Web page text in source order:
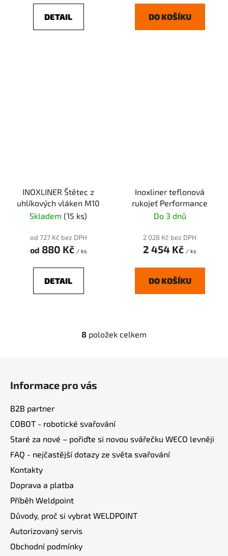
DETAIL DO KOŠÍKU
INOXLINER Štětec z
uhlíkových vláken M10
Skladem (15 ks)
od 727 Kč bez DPH
od 880 Kč / ks
DETAIL
Inoxliner teflonová
rukojeť Performance
Do 3 dnů
2 028 Kč bez DPH
2 454 Kč / ks
DO KOŠÍKU
O
í
p
r
v
i
8 položek celkem
Informace pro vás
B2B partner
COBOT - robotické svařování
Staré za nové – pořiďte si novou svářečku WECO levněji
FAQ - nejčastější dotazy ze světa svařování
Kontakty
Doprava a platba
Příběh Weldpoint
Důvody, proč si vybrat WELDPOINT
Autorizovaný servis
Obchodní podmínky